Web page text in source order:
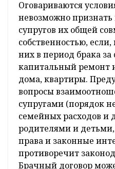
Оговариваются
невозможно
супругов их общей
собственностью,
них в период брака за
капитальный ремонт
дома, квартиры.
вопросы
супругами (порядок
семейных расходов и
родителями и
права и законные
противоречит
Брачный договор